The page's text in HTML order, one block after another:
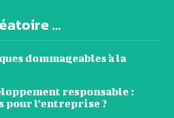
...
dommageables à la
responsable :
pour l’entreprise ?